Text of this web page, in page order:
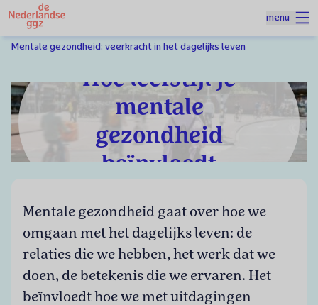
Spring naar hoofdinhoud
menu
Homepage
Mentale gezondheid: veerkracht in het dagelijks leven
Hoe leefstijl je
mentale
gezondheid
beïnvloedt
Mentale gezondheid gaat over hoe we
omgaan met het dagelijks leven: de
relaties die we hebben, het werk dat we
doen, de betekenis die we ervaren. Het
beïnvloedt hoe we met uitdagingen